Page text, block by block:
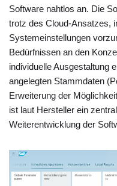
Software nahtlos an. Die
trotz des Cloud-Ansatzes,
Systemeinstellungen
Bedürfnissen an den
individuelle Ausgestaltung
angelegten Stammdaten
Erweiterung der
ist laut Hersteller ein
Weiterentwicklung der